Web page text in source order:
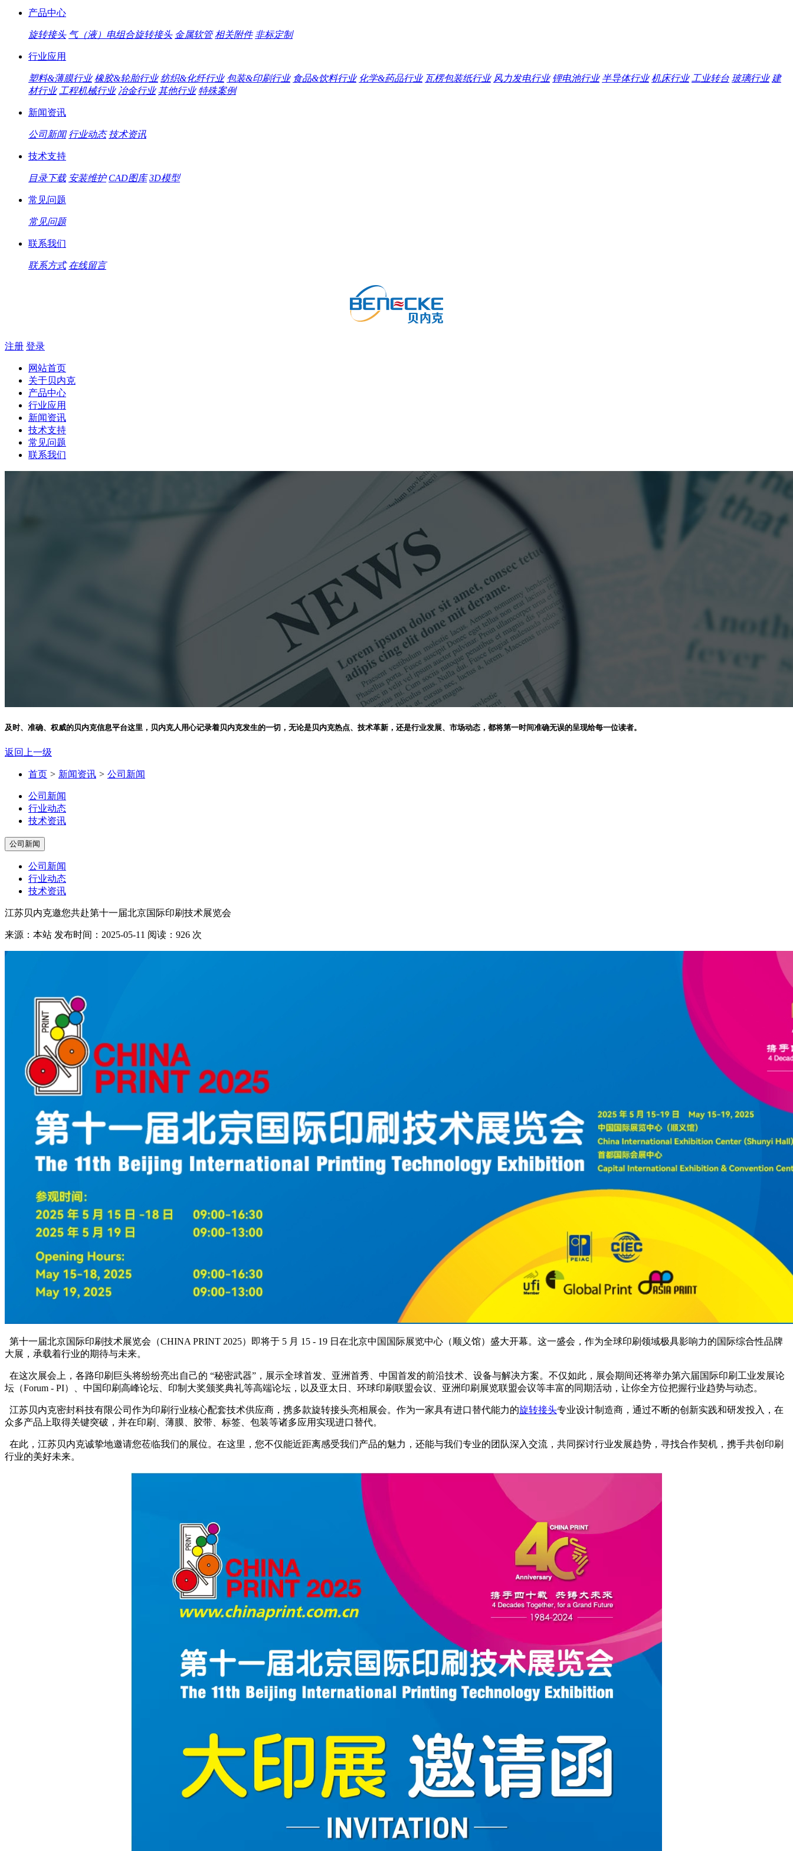
产品中心
旋转接头 气（液）电组合旋转接头 金属软管 相关附件 非标定制
行业应用
塑料&薄膜行业 橡胶&轮胎行业 纺织&化纤行业 包装&印刷行业 食品&饮料行业 化学&药品行业 瓦楞包装纸行业 风力发电行业 锂电池行业 半导体行业 机床行业 工业转台 玻璃行业 建
材行业 工程机械行业 冶金行业 其他行业 特殊案例
新闻资讯
公司新闻 行业动态 技术资讯
技术支持
目录下载 安装维护 CAD图库 3D模型
常见问题
常见问题
联系我们
联系方式 在线留言
注册 登录
网站首页
关于贝内克
产品中心
行业应用
新闻资讯
技术支持
常见问题
联系我们
及时、准确、权威的贝内克信息平台这里，贝内克人用心记录着贝内克发生的一切，无论是贝内克热点、技术革新，还是行业发展、市场动态，都将第一时间准确无误的呈现给每一位读者。
返回上一级
首页 > 新闻资讯 > 公司新闻
公司新闻
行业动态
技术资讯
公司新闻
公司新闻
行业动态
技术资讯
江苏贝内克邀您共赴第十一届北京国际印刷技术展览会
来源：本站 发布时间：2025-05-11 阅读：926 次
第十一届北京国际印刷技术展览会（CHINA PRINT 2025）即将于 5 月 15 - 19 日在北京中国国际展览中心（顺义馆）盛大开幕。这一盛会，作为全球印刷领域极具影响力的国际综合性品牌
大展，承载着行业的期待与未来。
在这次展会上，各路印刷巨头将纷纷亮出自己的 “秘密武器”，展示全球首发、亚洲首秀、中国首发的前沿技术、设备与解决方案。不仅如此，展会期间还将举办第六届国际印刷工业发展论
坛（Forum - PI）、中国印刷高峰论坛、印制大奖颁奖典礼等高端论坛，以及亚太日、环球印刷联盟会议、亚洲印刷展览联盟会议等丰富的同期活动，让你全方位把握行业趋势与动态。
江苏贝内克密封科技有限公司作为印刷行业核心配套技术供应商，携多款旋转接头亮相展会。作为一家具有进口替代能力的旋转接头专业设计制造商，通过不断的创新实践和研发投入，在
众多产品上取得关键突破，并在印刷、薄膜、胶带、标签、包装等诸多应用实现进口替代。
在此，江苏贝内克诚挚地邀请您莅临我们的展位。在这里，您不仅能近距离感受我们产品的魅力，还能与我们专业的团队深入交流，共同探讨行业发展趋势，寻找合作契机，携手共创印刷
行业的美好未来。